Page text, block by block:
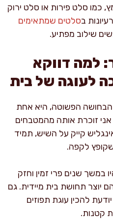
כמו סלט פירות או סלט ירוק
בסלטים שמתאימים
שילוב מפתיע.
למה דווקא
לעוגה של בית
הבחושה הפשוטה, היא אחת
אני זוכרת אותה מהמטבחים
קייק על השיש, תמיד
שקופץ לקפה.
במשך שנים פרי זמין וחזק
יוצר תחושת בית מיידית. גם
להכין עוגת תפוזים
קטנות.